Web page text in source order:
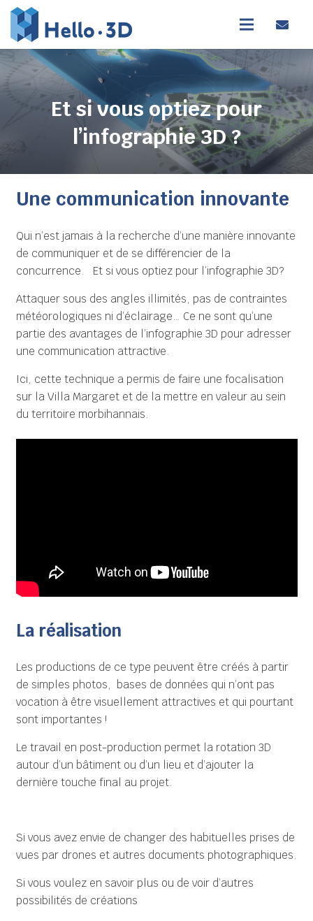
Et si vous optiez pour
l’infographie 3D ?
Une communication innovante
Qui n’est jamais à la recherche d’une manière innovante
de communiquer et de se différencier de la
concurrence. Et si vous optiez pour l’infographie 3D?
Attaquer sous des angles illimités, pas de contraintes
météorologiques ni d’éclairage… Ce ne sont qu’une
partie des avantages de l’infographie 3D pour adresser
une communication attractive.
Ici, cette technique a permis de faire une focalisation
sur la Villa Margaret et de la mettre en valeur au sein
du territoire morbihannais.
La réalisation
Les productions de ce type peuvent être créés à partir
de simples photos, bases de données qui n’ont pas
vocation à être visuellement attractives et qui pourtant
sont importantes !
Le travail en post-production permet la rotation 3D
autour d’un bâtiment ou d’un lieu et d’ajouter la
dernière touche final au projet.
Si vous avez envie de changer des habituelles prises de
vues par drones et autres documents photographiques.
Si vous voulez en savoir plus ou de voir d’autres
possibilités de créations